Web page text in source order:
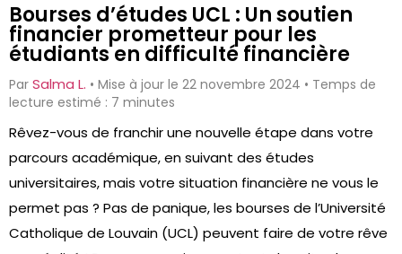
Bourses d’études UCL : Un soutien
financier prometteur pour les
étudiants en difficulté financière
Par Salma L. • Mise à jour le 22 novembre 2024 • Temps de
lecture estimé : 7 minutes
Rêvez-vous de franchir une nouvelle étape dans votre
parcours académique, en suivant des études
universitaires, mais votre situation financière ne vous le
permet pas ? Pas de panique, les bourses de l’Université
Catholique de Louvain (UCL) peuvent faire de votre rêve